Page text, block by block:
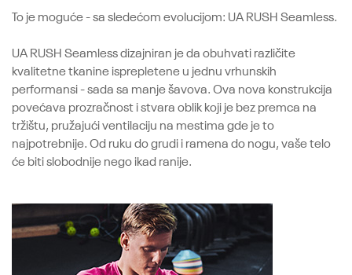
To je moguće - sa sledećom evolucijom: UA RUSH Seamless.
UA RUSH Seamless dizajniran je da obuhvati različite
kvalitetne tkanine isprepletene u jednu vrhunskih
performansi - sada sa manje šavova. Ova nova konstrukcija
povećava prozračnost i stvara oblik koji je bez premca na
tržištu, pružajući ventilaciju na mestima gde je to
najpotrebnije. Od ruku do grudi i ramena do nogu, vaše telo
će biti slobodnije nego ikad ranije.